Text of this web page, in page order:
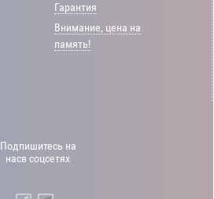
Гарантия
Внимание, цена на
память!
Подпишитесь на
насв соцсетях